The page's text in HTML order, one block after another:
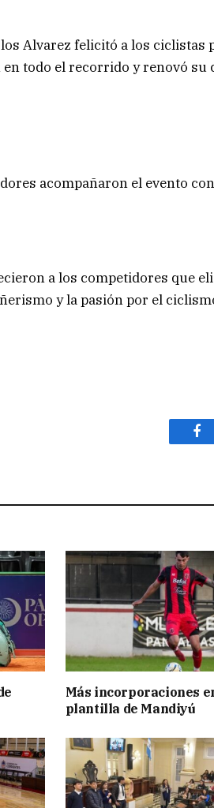
Alvarez felicitó a los
todo el recorrido y renovó su
acompañaron el evento
a los competidores que
y la pasión por el
Más incorporaciones
plantilla de Mandiyú